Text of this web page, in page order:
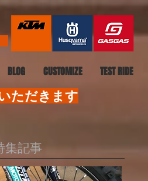
BLOG CUSTOMIZE TEST RIDE
ただきます
集記事